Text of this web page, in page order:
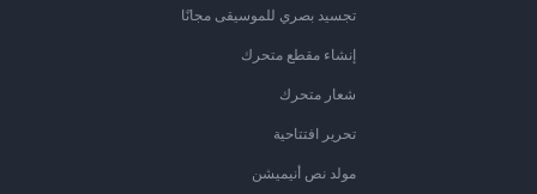
تجسيد بصري للموسيقى مجانًا
إنشاء مقطع متحرك
شعار متحرك
تحرير افتتاحية
مولد نص أنيميشن